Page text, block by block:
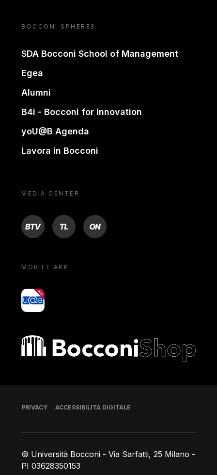
BOCCONI SPHERES
SDA Bocconi School of Management
Egea
Alumni
B4i - Bocconi for innovation
yoU@B Agenda
Lavora in Bocconi
MEDIA CENTER
BTV TL ON
MOBILE APP
yoU@B
Bocconi shop
© Università Bocconi - Via Sarfatti, 25 Milano -
PI 03628350153
Piè di pagina
PRIVACY ACCESSIBILITÀ DIGITALE